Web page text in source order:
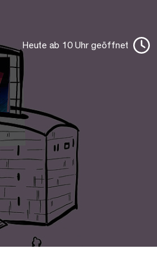
Heute ab 10 Uhr geöffnet